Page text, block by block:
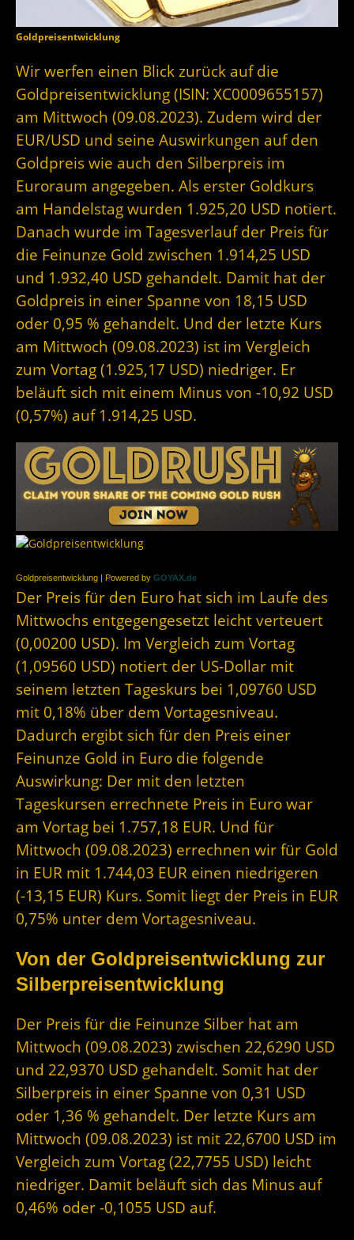
Goldpreisentwicklung
Wir werfen einen Blick zurück auf die
Goldpreisentwicklung (ISIN: XC0009655157)
am Mittwoch (09.08.2023). Zudem wird der
EUR/USD und seine Auswirkungen auf den
Goldpreis wie auch den Silberpreis im
Euroraum angegeben. Als erster Goldkurs
am Handelstag wurden 1.925,20 USD notiert.
Danach wurde im Tagesverlauf der Preis für
die Feinunze Gold zwischen 1.914,25 USD
und 1.932,40 USD gehandelt. Damit hat der
Goldpreis in einer Spanne von 18,15 USD
oder 0,95 % gehandelt. Und der letzte Kurs
am Mittwoch (09.08.2023) ist im Vergleich
zum Vortag (1.925,17 USD) niedriger. Er
beläuft sich mit einem Minus von -10,92 USD
(0,57%) auf 1.914,25 USD.
Goldpreisentwicklung | Powered by GOYAX.de
Der Preis für den Euro hat sich im Laufe des
Mittwochs entgegengesetzt leicht verteuert
(0,00200 USD). Im Vergleich zum Vortag
(1,09560 USD) notiert der US-Dollar mit
seinem letzten Tageskurs bei 1,09760 USD
mit 0,18% über dem Vortagesniveau.
Dadurch ergibt sich für den Preis einer
Feinunze Gold in Euro die folgende
Auswirkung: Der mit den letzten
Tageskursen errechnete Preis in Euro war
am Vortag bei 1.757,18 EUR. Und für
Mittwoch (09.08.2023) errechnen wir für Gold
in EUR mit 1.744,03 EUR einen niedrigeren
(-13,15 EUR) Kurs. Somit liegt der Preis in EUR
0,75% unter dem Vortagesniveau.
Von der Goldpreisentwicklung zur
Silberpreisentwicklung
Der Preis für die Feinunze Silber hat am
Mittwoch (09.08.2023) zwischen 22,6290 USD
und 22,9370 USD gehandelt. Somit hat der
Silberpreis in einer Spanne von 0,31 USD
oder 1,36 % gehandelt. Der letzte Kurs am
Mittwoch (09.08.2023) ist mit 22,6700 USD im
Vergleich zum Vortag (22,7755 USD) leicht
niedriger. Damit beläuft sich das Minus auf
0,46% oder -0,1055 USD auf.